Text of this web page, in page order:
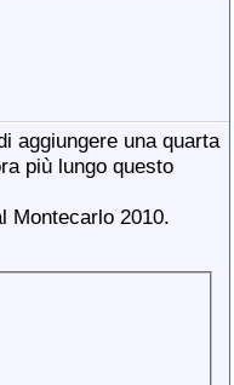
aggiungere una quarta
più lungo questo
Montecarlo 2010.